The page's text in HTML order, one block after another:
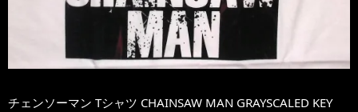
チェンソーマン Tシャツ CHAINSAW MAN GRAYSCALED KEY